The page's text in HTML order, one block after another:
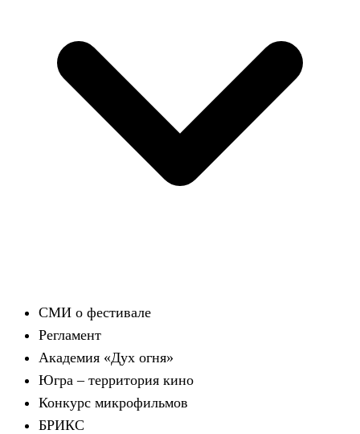
СМИ о фестивале
Регламент
Академия «Дух огня»
Югра – территория кино
Конкурс микрофильмов
БРИКС